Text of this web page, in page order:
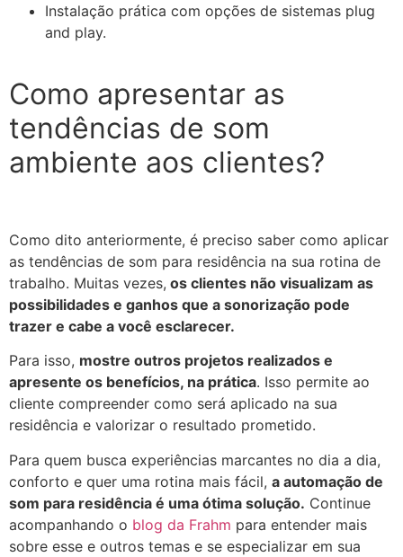
Instalação prática com opções de sistemas plug
and play.
Como apresentar as
tendências de som
ambiente aos clientes?
Como dito anteriormente, é preciso saber como aplicar
as tendências de som para residência na sua rotina de
trabalho. Muitas vezes, os clientes não visualizam as
possibilidades e ganhos que a sonorização pode
trazer e cabe a você esclarecer.
Para isso, mostre outros projetos realizados e
apresente os benefícios, na prática. Isso permite ao
cliente compreender como será aplicado na sua
residência e valorizar o resultado prometido.
Para quem busca experiências marcantes no dia a dia,
conforto e quer uma rotina mais fácil, a automação de
som para residência é uma ótima solução. Continue
acompanhando o blog da Frahm para entender mais
sobre esse e outros temas e se especializar em sua